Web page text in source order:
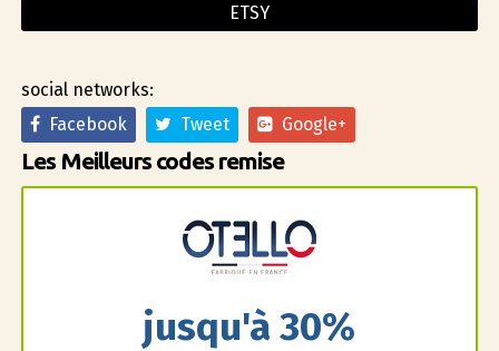
ETSY
social networks:
Facebook
Tweet Google+
Les Meilleurs codes remise
jusqu'à 30%